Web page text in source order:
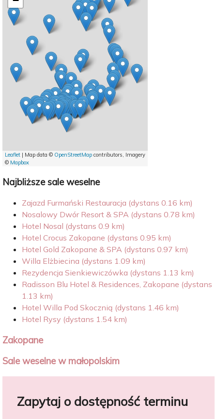
Leaflet | Map data © OpenStreetMap contributors, Imagery
© Mapbox
Najbliższe sale weselne
Zajazd Furmański Restauracja (dystans 0.16 km)
Nosalowy Dwór Resort & SPA (dystans 0.78 km)
Hotel Nosal (dystans 0.9 km)
Hotel Crocus Zakopane (dystans 0.95 km)
Hotel Gold Zakopane & SPA (dystans 0.97 km)
Willa Elżbiecina (dystans 1.09 km)
Rezydencja Sienkiewiczówka (dystans 1.13 km)
Radisson Blu Hotel & Residences, Zakopane (dystans
1.13 km)
Hotel Willa Pod Skocznią (dystans 1.46 km)
Hotel Rysy (dystans 1.54 km)
Zakopane
Sale weselne w małopolskim
Zapytaj o dostępność terminu